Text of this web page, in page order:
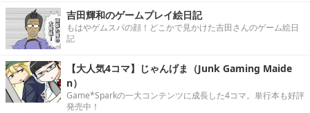
吉田輝和のゲームプレイ絵日記
もはやゲムスパの顔！どこかで見かけた吉田さんのゲーム絵日
記
【大人気4コマ】じゃんげま（Junk Gaming Maide
n）
Game*Sparkの一大コンテンツに成長した4コマ。単行本も好評
発売中！